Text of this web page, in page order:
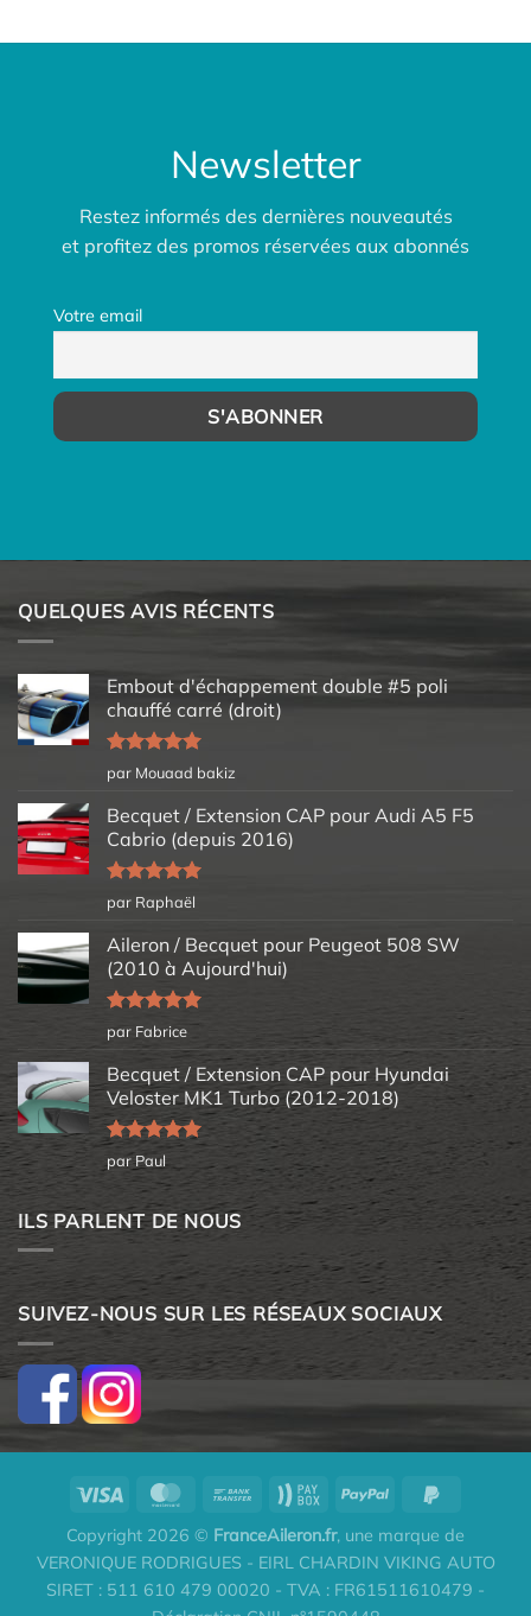
Newsletter
Restez informés des dernières nouveautés
et profitez des promos réservées aux abonnés
Votre email
QUELQUES AVIS RÉCENTS
Embout d'échappement double #5 poli
chauffé carré (droit)
Note5sur
5
par Mouaad bakiz
Becquet / Extension CAP pour Audi A5 F5
Cabrio (depuis 2016)
Note5sur
5
par Raphaël
Aileron / Becquet pour Peugeot 508 SW
(2010 à Aujourd'hui)
Note5sur
5
par Fabrice
Becquet / Extension CAP pour Hyundai
Veloster MK1 Turbo (2012-2018)
Note5sur
5
par Paul
ILS PARLENT DE NOUS
SUIVEZ-NOUS SUR LES RÉSEAUX SOCIAUX
Copyright 2026 © FranceAileron.fr, une marque de
VERONIQUE RODRIGUES - EIRL CHARDIN VIKING AUTO
SIRET : 511 610 479 00020 - TVA : FR61511610479 -